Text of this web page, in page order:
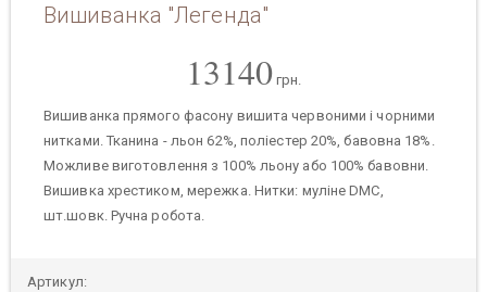
Вишиванка "Легенда"
13140 грн.
Вишиванка прямого фасону вишита червоними і чорними
нитками. Тканина - льон 62%, поліестер 20%, бавовна 18%.
Можливе виготовлення з 100% льону або 100% бавовни.
Вишивка хрестиком, мережка. Нитки: муліне DMC,
шт.шовк. Ручна робота.
Артикул: